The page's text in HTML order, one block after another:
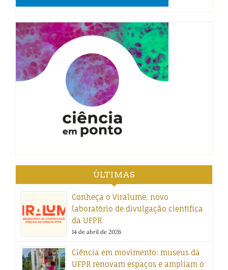
ÚLTIMAS
Conheça o Viralume, novo
laboratório de divulgação científica
da UFPR
14 de abril de 2026
Ciência em movimento: museus da
UFPR renovam espaços e ampliam o